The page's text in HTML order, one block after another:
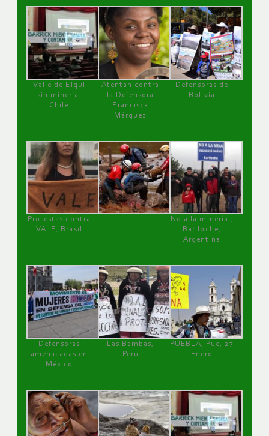
Valle de Elqui
sin minería.
Chile
Atentan contra
la Defensora
Francisca
Márquez
Defensoras de
Bolivia
Protestas contra
VALE, Brasil
No a la minería ,
Bariloche,
Argentina
Defensoras
amenazadas en
México
Las Bambas,
Perú
PUEBLA, Pue, 27
Enero